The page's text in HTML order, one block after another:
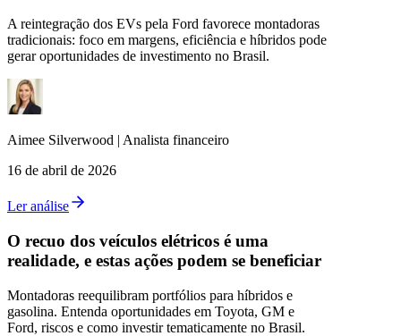
A reintegração dos EVs pela Ford favorece montadoras
tradicionais: foco em margens, eficiência e híbridos pode
gerar oportunidades de investimento no Brasil.
Aimee Silverwood | Analista financeiro
16 de abril de 2026
Ler análise
O recuo dos veículos elétricos é uma
realidade, e estas ações podem se beneficiar
Montadoras reequilibram portfólios para híbridos e
gasolina. Entenda oportunidades em Toyota, GM e
Ford, riscos e como investir tematicamente no Brasil.